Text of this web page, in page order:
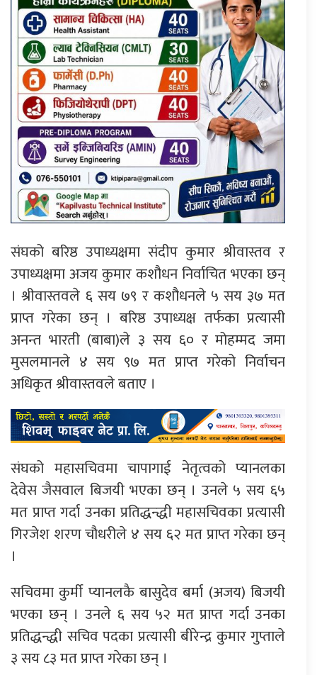
संघको बरिष्ठ उपाध्यक्षमा संदीप कुमार श्रीवास्तव र
उपाध्यक्षमा अजय कुमार कशौधन निर्वाचित भएका छन्
। श्रीवास्तवले ६ सय ७९ र कशौधनले ५ सय ३७ मत
प्राप्त गरेका छन् । बरिष्ठ उपाध्यक्ष तर्फका प्रत्यासी
अनन्त भारती (बाबा)ले ३ सय ६० र मोहम्मद जमा
मुसलमानले ४ सय ९७ मत प्राप्त गरेको निर्वाचन
अधिकृत श्रीवास्तवले बताए ।
संघको महासचिवमा चापागाई नेतृत्वको प्यानलका
देवेस जैसवाल बिजयी भएका छन् । उनले ५ सय ६५
मत प्राप्त गर्दा उनका प्रतिद्धन्द्धी महासचिवका प्रत्यासी
गिरजेश शरण चौधरीले ४ सय ६२ मत प्राप्त गरेका छन्
।
सचिवमा कुर्मी प्यानलकै बासुदेव बर्मा (अजय) बिजयी
भएका छन् । उनले ६ सय ५२ मत प्राप्त गर्दा उनका
प्रतिद्धन्द्धी सचिव पदका प्रत्यासी बीरेन्द्र कुमार गुप्ताले
३ सय ८३ मत प्राप्त गरेका छन् ।